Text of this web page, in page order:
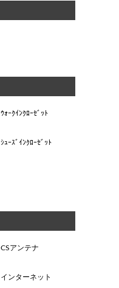
ｳｫｰｸｲﾝｸﾛｰｾﾞｯﾄ
ｼｭｰｽﾞｲﾝｸﾛｰｾﾞｯﾄ
CSアンテナ
インターネット